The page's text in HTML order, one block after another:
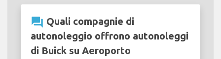
question_answer Quali compagnie di
autonoleggio offrono autonoleggi
di Buick su Aeroporto